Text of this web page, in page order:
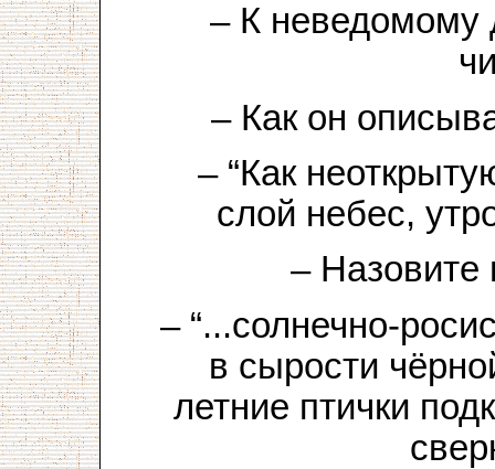
– К неведомому
– Как он
– “Как
слой небес,
– Назовите
– “...солнечно-
в сырости
летние птички